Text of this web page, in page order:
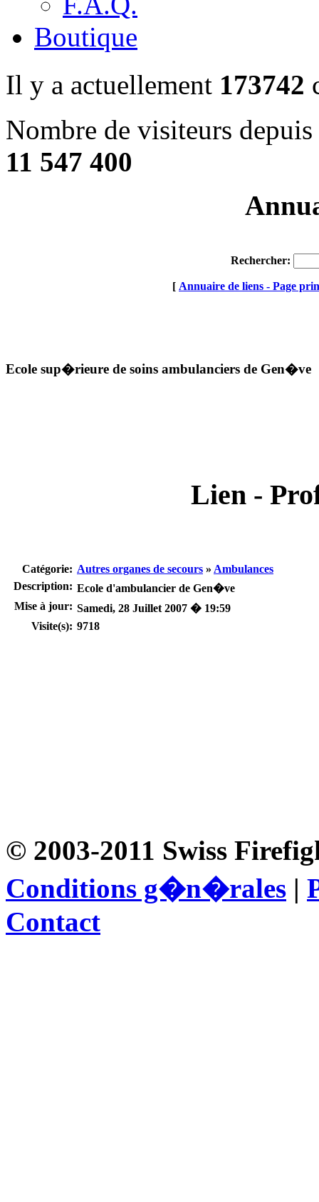
Boutique
Il y a actuellement 173742
Nombre de visiteurs
11 547 400
Rechercher:
[ Annuaire de liens - Page
Ecole sup�rieure de soins ambulanciers de Gen�ve
Lien -
Catégorie: Autres organes de secours » Ambulances
Description: Ecole d'ambulancier de Gen�ve
Mise à jour: Samedi, 28 Juillet 2007 � 19:59
Visite(s): 9718
© 2003-2011 Swiss
Conditions g�n�rales |
Contact